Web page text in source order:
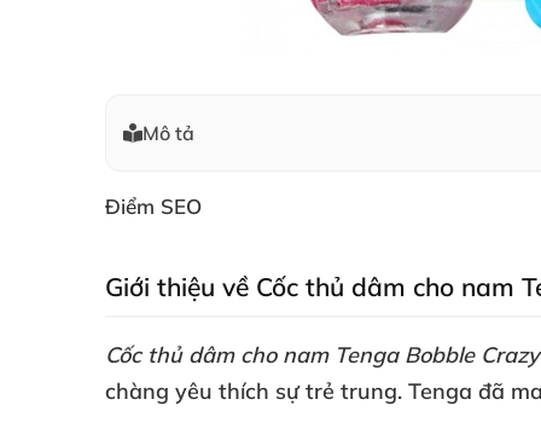
Mô tả
Điểm SEO
Giới thiệu về Cốc thủ dâm cho nam
Cốc thủ dâm cho nam Tenga Bobble
chàng yêu thích sự trẻ trung. Tenga đã